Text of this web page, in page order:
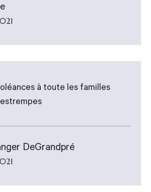
à toute les familles
DeGrandpré